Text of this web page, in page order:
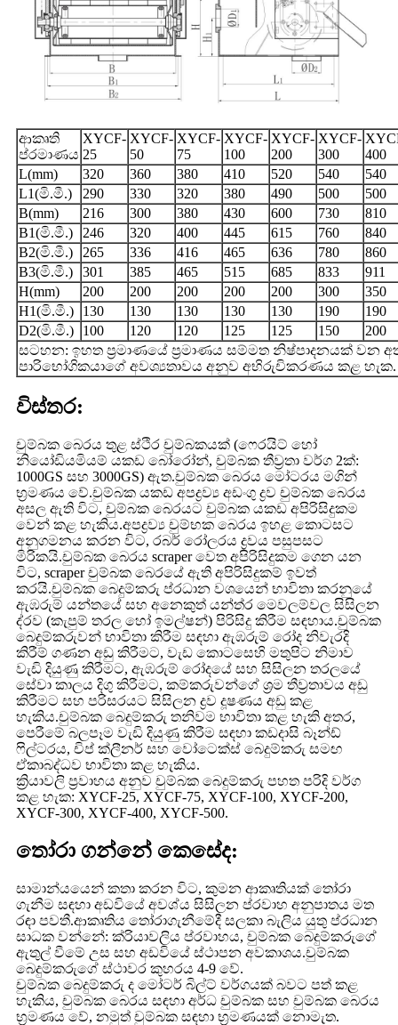
ආකෘති
ප්රමාණය
XYCF-
25
XYCF-
50
XYCF-
75
XYCF-
100
XYCF-
200
XYCF-
300
400
L(mm)
320 360 380 410 520 540
540
L1(මි.මී.)
290 330 320 380 490 500
500
B(mm)
216 300 380 430 600 730
810
B1(මි.මී.)
246 320 400 445 615 760
840
B2(මි.මී.)
265 336 416 465 636 780
860
B3(මි.මී.)
301 385 465 515 685 833
911
H(mm)
200 200 200 200 200 300
350
H1(මි.මී.)
130 130 130 130 130 190
190
D2(මි.මී.)
100 120 120 125 125 150
200
සටහන: ඉහත ප්‍රමාණයේ ප්‍රමාණය සම්මත නිෂ්පාදනයක් වන
පාරිභෝගිකයාගේ අවශ්‍යතාවය අනුව අභිරුචිකරණය කළ හැක.
විස්තර:
චුම්බක බෙරය තුළ ස්ථිර චුම්බකයක් (ෆෙරයිට් හෝ
නියෝඩියමියම් යකඩ බෝරෝන්, චුම්බක තීව්‍රතා වර්ග 2ක්:
1000GS සහ 3000GS) ඇත.චුම්බක බෙරය මෝටරය මගින්
භ්‍රමණය වේ.චුම්බක යකඩ අපද්‍රව්‍ය අඩංගු ද්‍රව චුම්බක බෙරය
අසල ඇති විට, චුම්බක බෙරයට චුම්බක යකඩ අපිරිසිදුකම
වෙන් කළ හැකිය.අපද්‍රව්‍ය චුම්භක බෙරය ඉහළ කොටසට
අනුගමනය කරන විට, රබර් රෝලරය ද්‍රවය පසුපසට
මිරිකයි.චුම්බක බෙරය scraper වෙත අපිරිසිදුකම ගෙන යන
විට, scraper චුම්බක බෙරයේ ඇති අපිරිසිදුකම් ඉවත්
කරයි.චුම්බක බෙදුම්කරු ප්රධාන වශයෙන් භාවිතා කරනුයේ
ඇඹරුම් යන්තයේ සහ අනෙකුත් යන්ත්ර මෙවලම්වල සිසිලන
ද්රව (කැපුම් තරල හෝ ඉමල්ෂන්) පිරිසිදු කිරීම සඳහාය.චුම්බක
බෙදුම්කරුවන් භාවිතා කිරීම සඳහා ඇඹරුම් රෝද නිවැරදි
කිරීම් ගණන අඩු කිරීමට, වැඩ කොටසෙහි මතුපිට නිමාව
වැඩි දියුණු කිරීමට, ඇඹරුම් රෝදයේ සහ සිසිලන තරලයේ
සේවා කාලය දිගු කිරීමට, කම්කරුවන්ගේ ශ්‍රම තීව්‍රතාවය අඩු
කිරීමට සහ පරිසරයට සිසිලන ද්‍රව දූෂණය අඩු කළ
හැකිය.චුම්බක බෙදුම්කරු තනිවම භාවිතා කළ හැකි අතර,
පෙරීමේ බලපෑම වැඩි දියුණු කිරීම සඳහා කඩදාසි බෑන්ඩ්
ෆිල්ටරය, චිප් ක්ලීනර් සහ වෝටෙක්ස් බෙදුම්කරු සමඟ
ඒකාබද්ධව භාවිතා කළ හැකිය.
ක්‍රියාවලි ප්‍රවාහය අනුව චුම්බක බෙදුම්කරු පහත පරිදි වර්ග
කළ හැක: XYCF-25, XYCF-75, XYCF-100, XYCF-200,
XYCF-300, XYCF-400, XYCF-500.
තෝරා ගන්නේ කෙසේද:
සාමාන්යයෙන් කතා කරන විට, කුමන ආකෘතියක් තෝරා
ගැනීම සඳහා අඩවියේ අවශ්ය සිසිලන ප්රවාහ අනුපාතය මත
රඳා පවතී.ආකෘතිය තෝරාගැනීමේදී සලකා බැලිය යුතු ප්රධාන
සාධක වන්නේ: ක්රියාවලිය ප්රවාහය, චුම්බක බෙදුම්කරුගේ
ඇතුල් වීමේ උස සහ අඩවියේ ස්ථාපන අවකාශය.චුම්බක
බෙදුම්කරුගේ ස්ථාවර කුහරය 4-9 වේ.
චුම්බක බෙදුම්කරු ද මෝටර් බිල්ට් වර්ගයක් බවට පත් කළ
හැකිය, චුම්බක බෙරය සඳහා අර්ධ චුම්බක සහ චුම්බක බෙරය
භ්‍රමණය වේ, නමුත් චුම්බක සඳහා භ්‍රමණයක් නොමැත.